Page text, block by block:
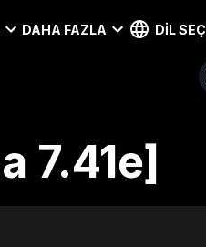
DAHA FAZLA DIL SEÇ
7.41e]